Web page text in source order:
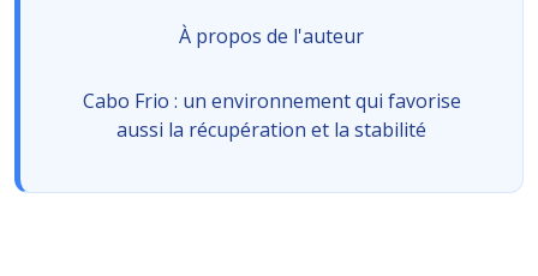
À propos de l'auteur
Cabo Frio : un environnement qui favorise
aussi la récupération et la stabilité